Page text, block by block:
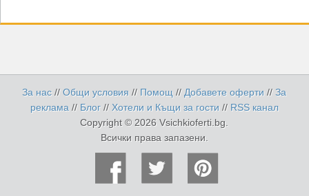
За нас //Общи условия // Помощ // Добавете оферти//За
реклама // Блог // Хотели и Къщи за гости // RSS канал
Copyright © 2026 Vsichkioferti.bg.
Всички права запазени.